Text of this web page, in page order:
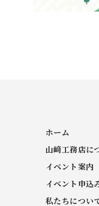
ホーム
山﨑工務店に
イベント案内
イベント申込
私たちについ